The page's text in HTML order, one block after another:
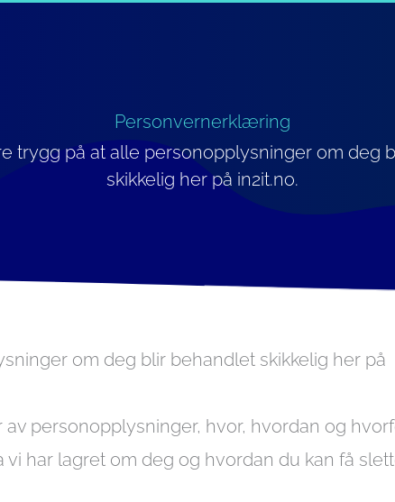
Personvernerklæring
trygg på at alle personopplysninger om deg
skikkelig her på in2it.no.
om deg blir behandlet skikkelig her på
av personopplysninger, hvor, hvordan og
har lagret om deg og hvordan du kan få